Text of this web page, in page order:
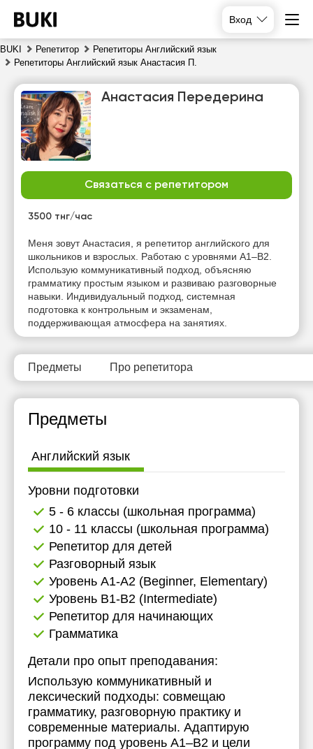
Вход
BUKI Репетитор
Репетиторы Английский язык
Репетиторы Английский язык Анастасия П.
Анастасия Передерина
Связаться с репетитором
3500 тнг/час
Меня зовут Анастасия, я репетитор английского для
школьников и взрослых. Работаю с уровнями A1–B2.
Использую коммуникативный подход, объясняю
грамматику простым языком и развиваю разговорные
навыки. Индивидуальный подход, системная
подготовка к контрольным и экзаменам,
поддерживающая атмосфера на занятиях.
Предметы Про репетитора
Предметы
Английский язык
Уровни подготовки
5 - 6 классы (школьная программа)
10 - 11 классы (школьная программа)
Репетитор для детей
Разговорный язык
Уровень А1-А2 (Beginner, Elementary)
Уровень B1-B2 (Intermediate)
Репетитор для начинающих
Грамматика
Детали про опыт преподавания:
Использую коммуникативный и
лексический подходы: совмещаю
грамматику, разговорную практику и
современные материалы. Адаптирую
программу под уровень A1–B2 и цели
сб
вс
Нет
свободных
часов
Нет
свободных
часов
Нет
свободных
часов
Нет
свободных